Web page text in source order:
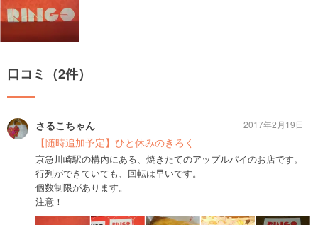
口コミ（2件）
さるこちゃん
【随時追加予定】ひと休みのきろく
京急川崎駅の構内にある、焼きたてのアップルパイのお店です。
行列ができていても、回転は早いです。
個数制限があります。
注意！
2017年2月19日